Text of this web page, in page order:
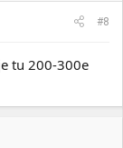
#8
tu 200-300e